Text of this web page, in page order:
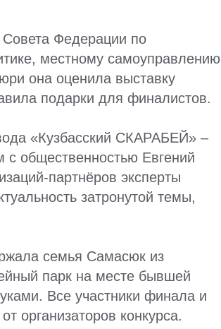
Федерации по
местному самоуправлению
она оценила выставку
подарки для финалистов.
«Кузбасский СКАРАБЕЙ» –
с общественностью Евгений
партнёров эксперты
затронутой темы,
семья Самасюк из
парк на месте бывшей
Все участники финала и
организаторов конкурса.